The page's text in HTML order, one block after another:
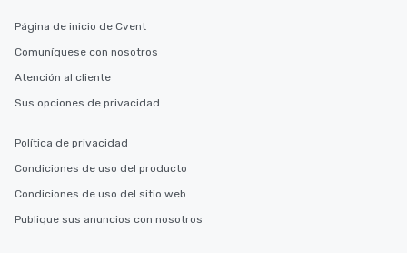
Página de inicio de Cvent
Comuníquese con nosotros
Atención al cliente
Sus opciones de privacidad
Política de privacidad
Condiciones de uso del producto
Condiciones de uso del sitio web
Publique sus anuncios con nosotros